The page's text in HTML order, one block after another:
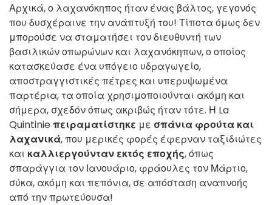
Αρχικά, ο λαχανόκηπος ήταν ένας βάλτος, γεγονός
που δυσχέραινε την ανάπτυξή του! Τίποτα όμως δεν
μπορούσε να σταματήσει τον διευθυντή των
βασιλικών οπωρώνων και λαχανόκηπων, ο οποίος
κατασκεύασε ένα υπόγειο υδραγωγείο,
αποστραγγιστικές πέτρες και υπερυψωμένα
παρτέρια, τα οποία χρησιμοποιούνται ακόμη και
σήμερα, σχεδόν όπως ακριβώς ήταν τότε. Η La
Quintinieπειραματίστηκε με σπάνια φρούτα και
λαχανικά, που μερικές φορές έφερναν ταξιδιώτες
και καλλιεργούνταν εκτός εποχής, όπως
σπαράγγια τον Ιανουάριο, φράουλες τον Μάρτιο,
σύκα, ακόμη και πεπόνια, σε απόσταση αναπνοής
από την πρωτεύουσα!